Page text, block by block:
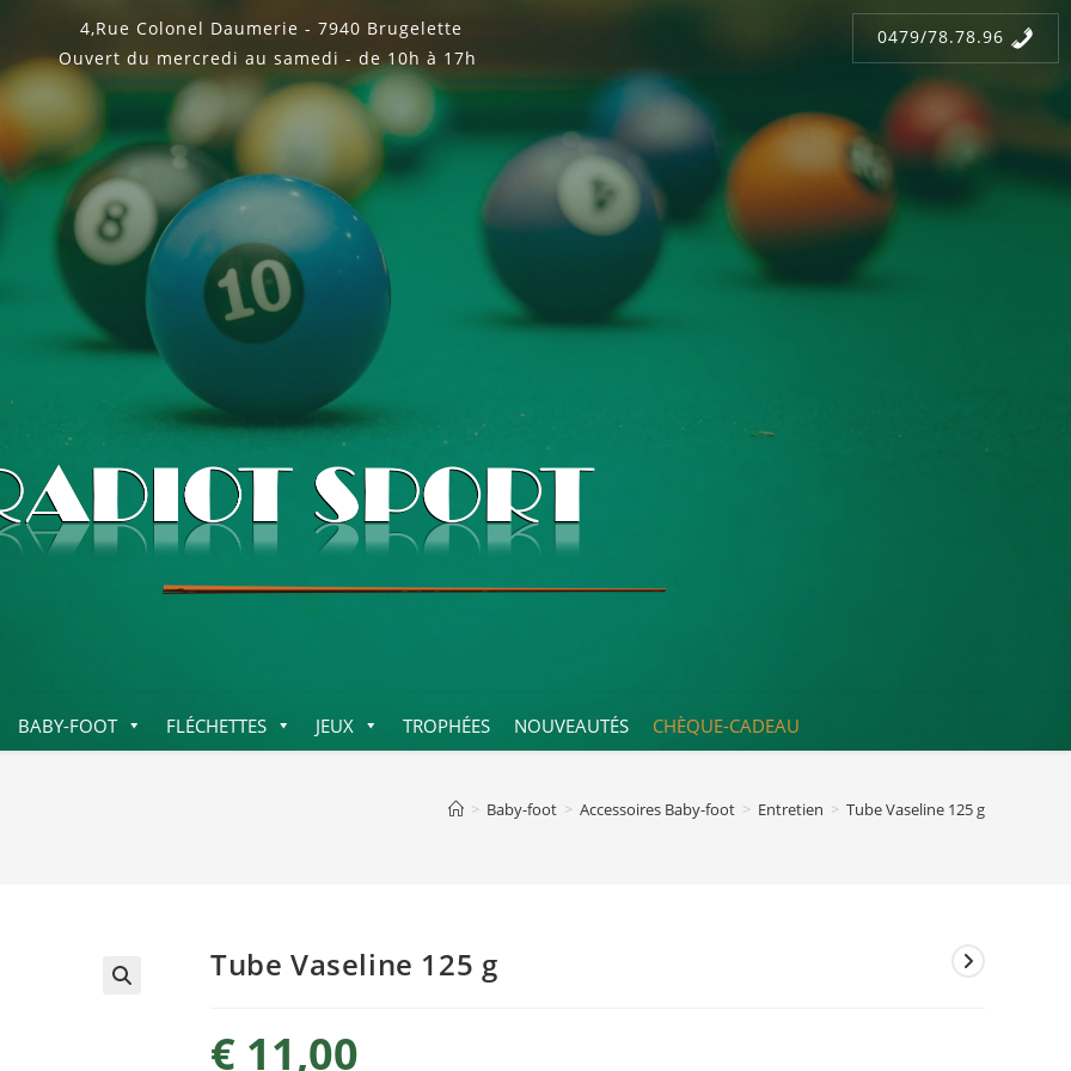
4,Rue Colonel Daumerie - 7940 Brugelette
Ouvert du mercredi au samedi - de 10h à 17h
0479/78.78.96
BABY-FOOT FLÉCHETTES JEUX TROPHÉES NOUVEAUTÉS CHÈQUE-CADEAU
> Baby-foot > Accessoires Baby-foot > Entretien > Tube Vaseline 125 g
Tube Vaseline 125 g
€ 11,00